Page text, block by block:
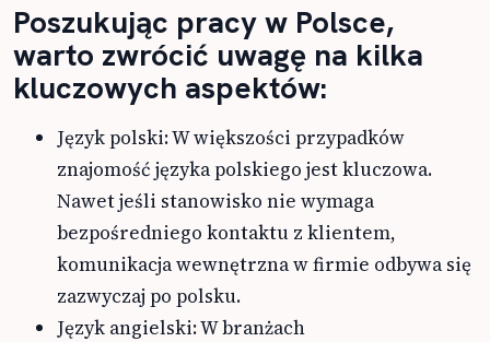
Poszukując pracy w Polsce,
warto zwrócić uwagę na kilka
kluczowych aspektów:
Język polski: W większości przypadków
znajomość języka polskiego jest kluczowa.
Nawet jeśli stanowisko nie wymaga
bezpośredniego kontaktu z klientem,
komunikacja wewnętrzna w firmie odbywa się
zazwyczaj po polsku.
Język angielski: W branżach